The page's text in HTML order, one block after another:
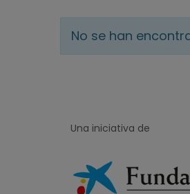
No se han
Una iniciativa de